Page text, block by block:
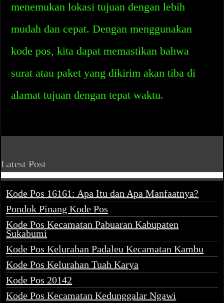
menemukan lokasi tujuan dengan lebih
mudah dan cepat. Dengan menggunakan
kode pos, kita dapat memastikan bahwa
surat atau paket yang dikirim akan tiba di
alamat tujuan dengan tepat waktu.
Latest Post
Kode Pos 16161: Apa Itu dan Apa Manfaatnya?
Pondok Pinang Kode Pos
Kode Pos Kecamatan Pabuaran Kabupaten
Sukabumi
Kode Pos Kelurahan Padaleu Kecamatan Kambu
Kode Pos Kelurahan Tuah Karya
Kode Pos 20142
Kode Pos Kecamatan Kedunggalar Ngawi